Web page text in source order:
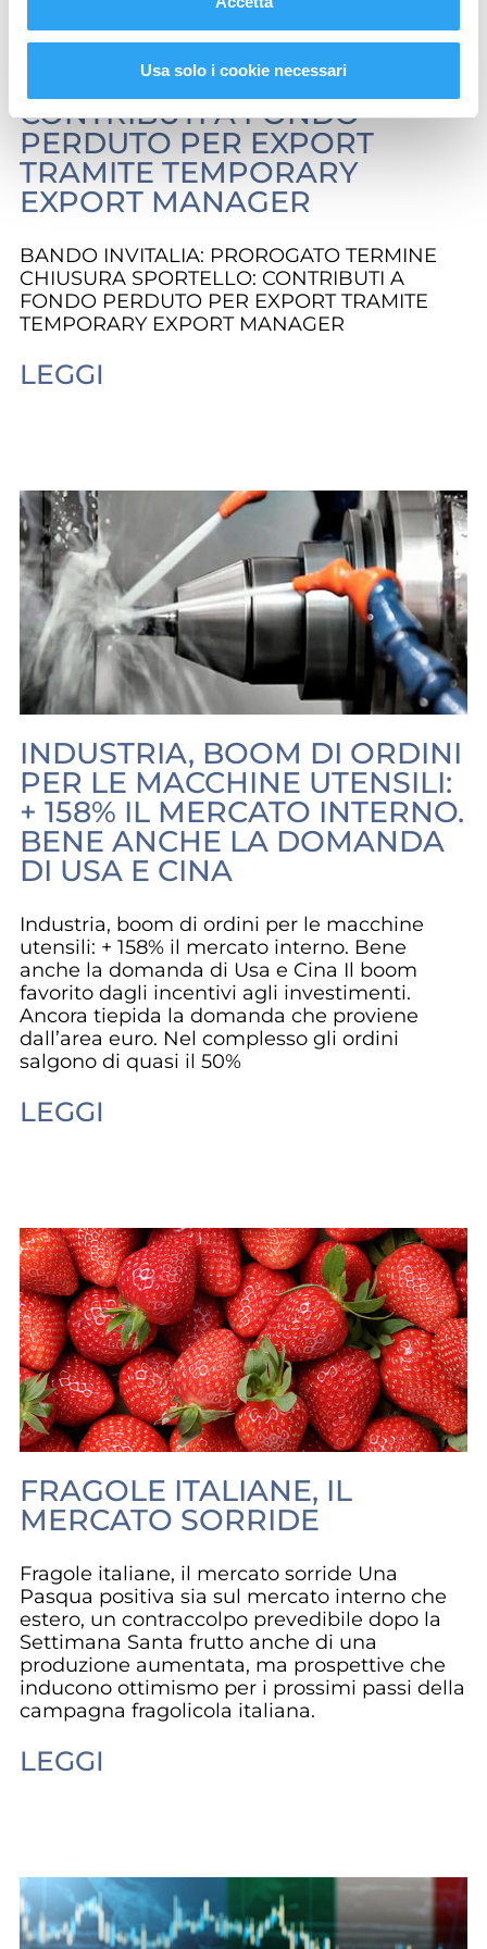
Usa solo i cookie necessari
BANDO INVITALIA:
PROROGATO TERMINE
CHIUSURA SPORTELLO:
CONTRIBUTI A FONDO
PERDUTO PER EXPORT
TRAMITE TEMPORARY
EXPORT MANAGER
BANDO INVITALIA: PROROGATO TERMINE
CHIUSURA SPORTELLO: CONTRIBUTI A
FONDO PERDUTO PER EXPORT TRAMITE
TEMPORARY EXPORT MANAGER
LEGGI
INDUSTRIA, BOOM DI ORDINI
PER LE MACCHINE UTENSILI:
+ 158% IL MERCATO INTERNO.
BENE ANCHE LA DOMANDA
DI USA E CINA
Industria, boom di ordini per le macchine
utensili: + 158% il mercato interno. Bene
anche la domanda di Usa e Cina Il boom
favorito dagli incentivi agli investimenti.
Ancora tiepida la domanda che proviene
dall’area euro. Nel complesso gli ordini
salgono di quasi il 50%
LEGGI
FRAGOLE ITALIANE, IL
MERCATO SORRIDE
Fragole italiane, il mercato sorride Una
Pasqua positiva sia sul mercato interno che
estero, un contraccolpo prevedibile dopo la
Settimana Santa frutto anche di una
produzione aumentata, ma prospettive che
inducono ottimismo per i prossimi passi della
campagna fragolicola italiana.
LEGGI